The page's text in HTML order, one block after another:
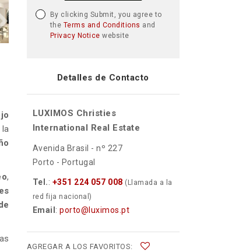
,
By clicking Submit, you agree to
the Terms and Conditions and
Privacy Notice website
Detalles de Contacto
LUXIMOS Christies
International Real Estate
Avenida Brasil - nº 227
Porto - Portugal
Tel.: +351 224 057 008 (Llamada a la
red fija nacional)
Email : porto@luximos.pt
AGREGAR A LOS FAVORITOS: